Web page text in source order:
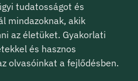
tudatosságot és
mindazoknak, akik
az életüket. Gyakorlati
és hasznos
olvasóinkat a fejlődésben.